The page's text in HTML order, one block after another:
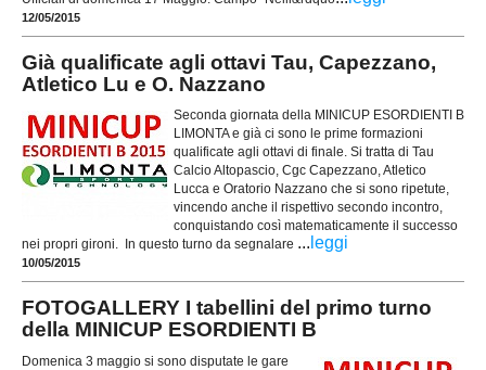
12/05/2015
Già qualificate agli ottavi Tau, Capezzano,
Atletico Lu e O. Nazzano
Seconda giornata della MINICUP ESORDIENTI B
LIMONTA e già ci sono le prime formazioni
qualificate agli ottavi di finale. Si tratta di Tau
Calcio Altopascio, Cgc Capezzano, Atletico
Lucca e Oratorio Nazzano che si sono ripetute,
vincendo anche il rispettivo secondo incontro,
conquistando così matematicamente il successo
nei propri gironi. In questo turno da segnalare ... leggi
10/05/2015
FOTOGALLERY I tabellini del primo turno
della MINICUP ESORDIENTI B
Domenica 3 maggio si sono disputate le gare